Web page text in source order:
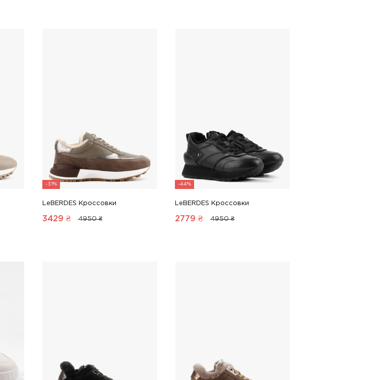
-31%
LeBERDES Кроссовки
3429 ₴ 4950 ₴
-44%
LeBERDES Кроссовки
2779 ₴ 4950 ₴